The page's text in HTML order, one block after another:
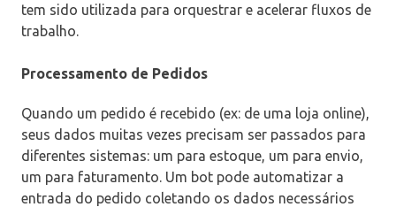
tem sido utilizada para orquestrar e acelerar fluxos de
trabalho.
Processamento de Pedidos
Quando um pedido é recebido (ex: de uma loja online),
seus dados muitas vezes precisam ser passados para
diferentes sistemas: um para estoque, um para envio,
um para faturamento. Um bot pode automatizar a
entrada do pedido coletando os dados necessários